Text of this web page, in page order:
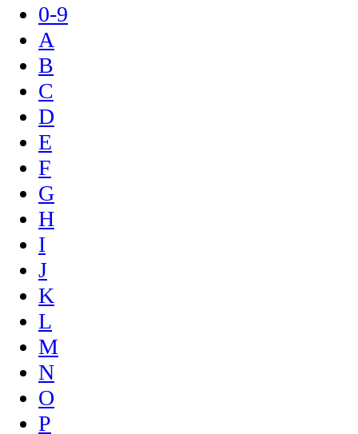
0-9
A
B
C
D
E
F
G
H
I
J
K
L
M
N
O
P